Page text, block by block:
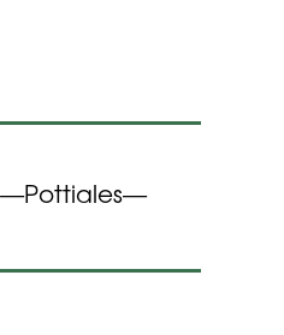
—Pottiales—